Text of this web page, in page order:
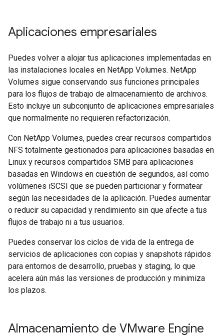
Aplicaciones empresariales
Puedes volver a alojar tus aplicaciones implementadas en
las instalaciones locales en NetApp Volumes. NetApp
Volumes sigue conservando sus funciones principales
para los flujos de trabajo de almacenamiento de archivos.
Esto incluye un subconjunto de aplicaciones empresariales
que normalmente no requieren refactorización.
Con NetApp Volumes, puedes crear recursos compartidos
NFS totalmente gestionados para aplicaciones basadas en
Linux y recursos compartidos SMB para aplicaciones
basadas en Windows en cuestión de segundos, así como
volúmenes iSCSI que se pueden particionar y formatear
según las necesidades de la aplicación. Puedes aumentar
o reducir su capacidad y rendimiento sin que afecte a tus
flujos de trabajo ni a tus usuarios.
Puedes conservar los ciclos de vida de la entrega de
servicios de aplicaciones con copias y snapshots rápidos
para entornos de desarrollo, pruebas y staging, lo que
acelera aún más las versiones de producción y minimiza
los plazos.
Almacenamiento de VMware Engine